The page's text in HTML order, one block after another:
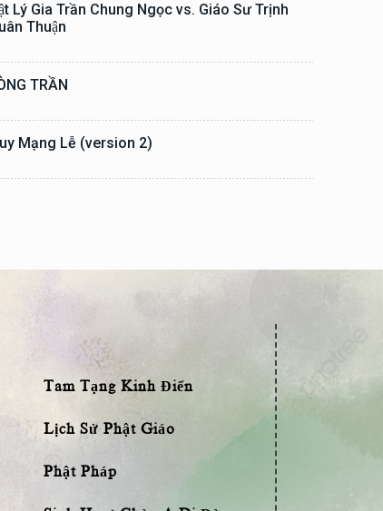
Lý Gia Trần Chung Ngọc vs. Giáo Sư Trịnh
Thuận
TRẦN
Mạng Lễ (version 2)
Tam Tạng Kinh Điển
Lịch Sử Phật Giáo
Phật Pháp